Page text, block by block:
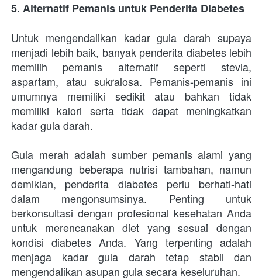
5. Alternatif Pemanis untuk Penderita Diabetes
Untuk mengendalikan kadar gula darah supaya
menjadi lebih baik, banyak penderita diabetes lebih
memilih pemanis alternatif seperti stevia,
aspartam, atau sukralosa. Pemanis-pemanis ini
umumnya memiliki sedikit atau bahkan tidak
memiliki kalori serta tidak dapat meningkatkan
kadar gula darah.
Gula merah adalah sumber pemanis alami yang
mengandung beberapa nutrisi tambahan, namun
demikian, penderita diabetes perlu berhati-hati
dalam mengonsumsinya. Penting untuk
berkonsultasi dengan profesional kesehatan Anda
untuk merencanakan diet yang sesuai dengan
kondisi diabetes Anda. Yang terpenting adalah
menjaga kadar gula darah tetap stabil dan
mengendalikan asupan gula secara keseluruhan.